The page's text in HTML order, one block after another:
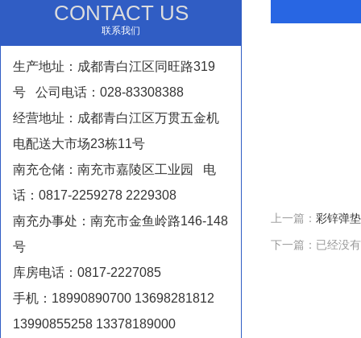
CONTACT US
联系我们
生产地址：成都青白江区同旺路319
号 公司电话：028-83308388
经营地址：成都青白江区万贯五金机
电配送大市场23栋11号
南充仓储：南充市嘉陵区工业园 电
话：0817-2259278 2229308
南充办事处：南充市金鱼岭路146-148
号
库房电话：0817-2227085
手机：18990890700 13698281812
13990855258 13378189000
上一篇： 彩锌弹垫
下一篇：已经没